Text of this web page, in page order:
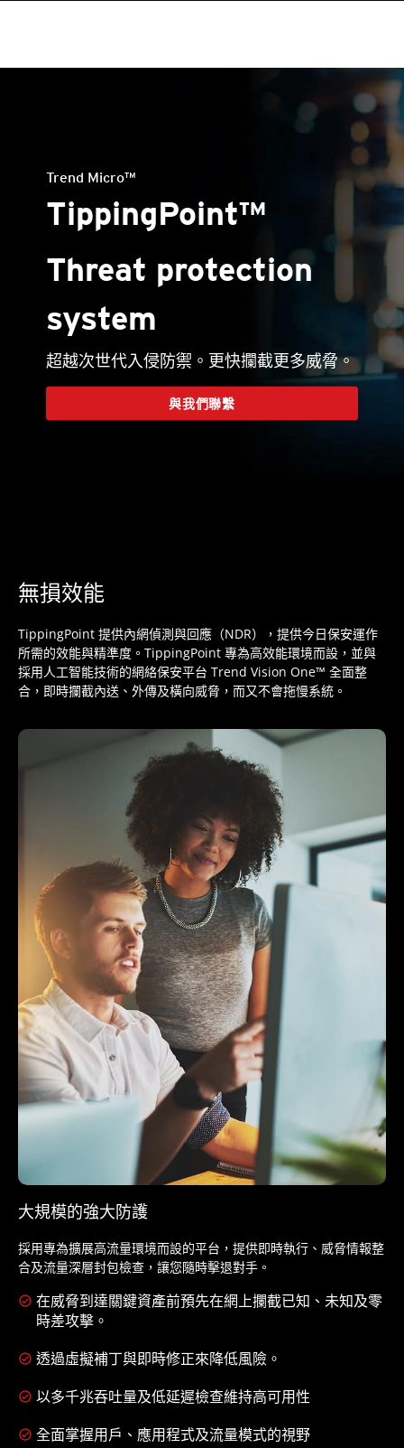
Trend Micro™
TippingPoint™
Threat protection
system
超越次世代入侵防禦。更快攔截更多威脅。
與我們聯繫
無損效能
TippingPoint 提供內網偵測與回應（NDR），提供今日保安運作
所需的效能與精準度。TippingPoint 專為高效能環境而設，並與
採用人工智能技術的網絡保安平台 Trend Vision One™ 全面整
合，即時攔截內送、外傳及橫向威脅，而又不會拖慢系統。
大規模的強大防護
採用專為擴展高流量環境而設的平台，提供即時執行、威脅情報整
合及流量深層封包檢查，讓您隨時擊退對手。
在威脅到達關鍵資產前預先在網上攔截已知、未知及零
時差攻擊。
透過虛擬補丁與即時修正來降低風險。
以多千兆吞吐量及低延遲檢查維持高可用性
全面掌握用戶、應用程式及流量模式的視野